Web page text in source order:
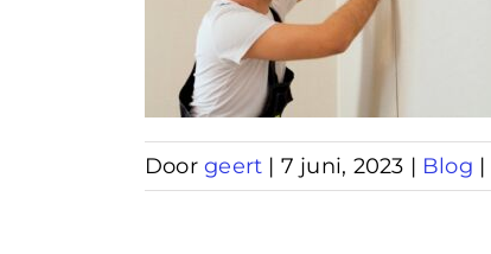
Doorgeert | 7 juni, 2023 | Blog |